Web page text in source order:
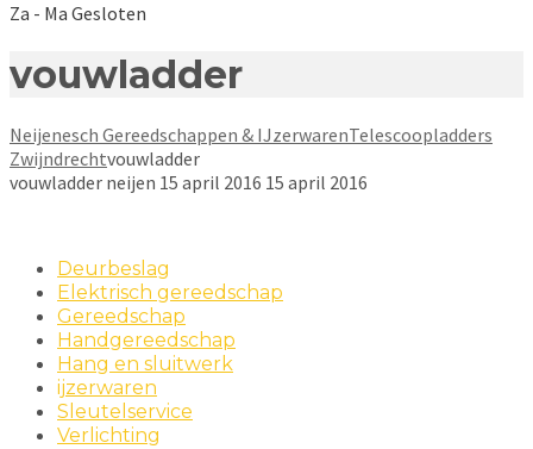
Za - Ma Gesloten
vouwladder
Neijenesch Gereedschappen & IJzerwarenTelescoopladders
Zwijndrechtvouwladder
vouwladder neijen 15 april 2016 15 april 2016
Deurbeslag
Elektrisch gereedschap
Gereedschap
Handgereedschap
Hang en sluitwerk
ijzerwaren
Sleutelservice
Verlichting